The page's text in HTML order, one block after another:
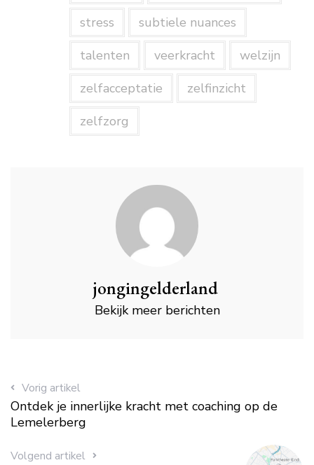
stress
subtiele nuances
talenten
veerkracht
welzijn
zelfacceptatie
zelfinzicht
zelfzorg
jongingelderland
Bekijk meer berichten
Vorig artikel
Ontdek je innerlijke kracht met coaching op de
Lemelerberg
Volgend artikel